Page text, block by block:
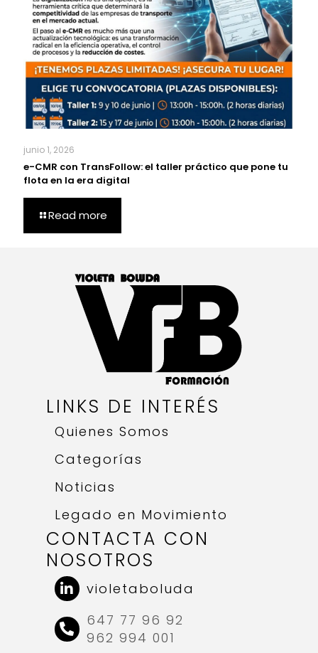
junio 1, 2026
e-CMR con TransFollow: el taller práctico que pone tu
flota en la era digital
Read more
LINKS DE INTERÉS
Quienes Somos
Categorías
Noticias
Legado en Movimiento
CONTACTA CON
NOSOTROS
violetaboluda
647 77 96 92
962 994 001